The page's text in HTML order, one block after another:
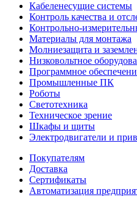
Кабеленесущие системы
Контроль качества и
Контрольно-
Материалы для монтажа
Молниезащита и
Низковольтное
Программное
Промышленные ПК
Роботы
Светотехника
Техническое зрение
Шкафы и щиты
Электродвигатели и
Покупателям
Доставка
Сертификаты
Автоматизация